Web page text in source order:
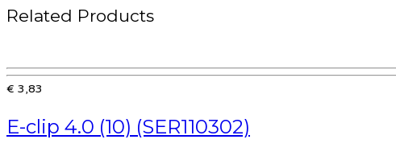
Related Products
€ 3,83
E-clip 4.0 (10) (SER110302)